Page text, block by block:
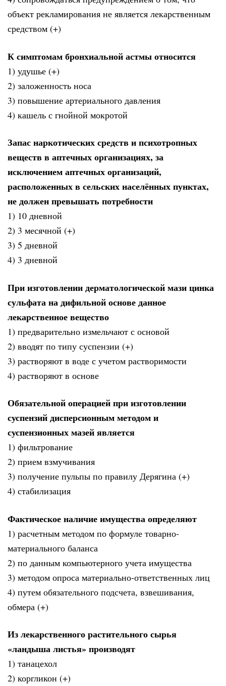
объект рекламирования не является лекарственным
средством (+)
К симптомам бронхиальной астмы относится
1) удушье (+)
2) заложенность носа
3) повышение артериального давления
4) кашель с гнойной мокротой
Запас наркотических средств и психотропных
веществ в аптечных организациях, за
исключением аптечных организаций,
расположенных в сельских населённых пунктах,
не должен превышать потребности
1) 10 дневной
2) 3 месячной (+)
3) 5 дневной
4) 3 дневной
При изготовлении дерматологической мази цинка
сульфата на дифильной основе данное
лекарственное вещество
1) предварительно измельчают с основой
2) вводят по типу суспензии (+)
3) растворяют в воде с учетом растворимости
4) растворяют в основе
Обязательной операцией при изготовлении
суспензий дисперсионным методом и
суспензионных мазей является
1) фильтрование
2) прием взмучивания
3) получение пульпы по правилу Дерягина (+)
4) стабилизация
Фактическое наличие имущества определяют
1) расчетным методом по формуле товарно-
материального баланса
2) по данным компьютерного учета имущества
3) методом опроса материально-ответственных лиц
4) путем обязательного подсчета, взвешивания,
обмера (+)
Из лекарственного растительного сырья
«ландыша листья» производят
1) танацехол
2) коргликон (+)